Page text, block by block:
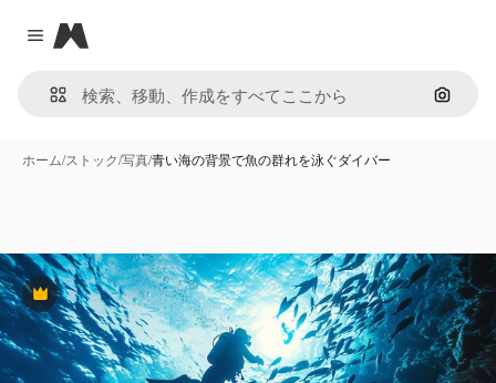
Close menu
Magnific
画像で
ホーム/ストック/写真/青い海の背景で魚の群れを泳ぐダイバー
Premium